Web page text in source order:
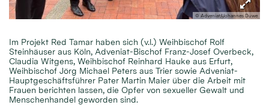
© Adveniat/Johannes Duwe
Im Projekt Red Tamar haben sich (v.l.) Weihbischof Rolf
Steinhäuser aus Köln, Adveniat-Bischof Franz-Josef Overbeck,
Claudia Witgens, Weihbischof Reinhard Hauke aus Erfurt,
Weihbischof Jörg Michael Peters aus Trier sowie Adveniat-
Hauptgeschäftsführer Pater Martin Maier über die Arbeit mit
Frauen berichten lassen, die Opfer von sexueller Gewalt und
Menschenhandel geworden sind.